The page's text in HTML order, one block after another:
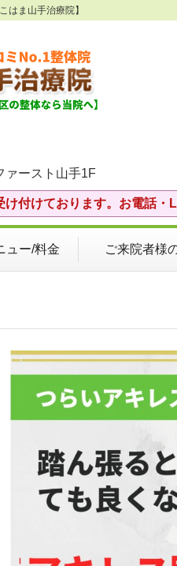
はま山手治療院】
ァースト山手1F
け付けております。お電話・
ュー/料金 ご来院者様